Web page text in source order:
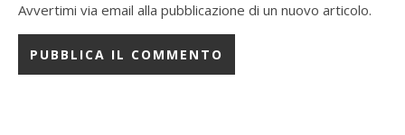
Avvertimi via email alla pubblicazione di un nuovo articolo.